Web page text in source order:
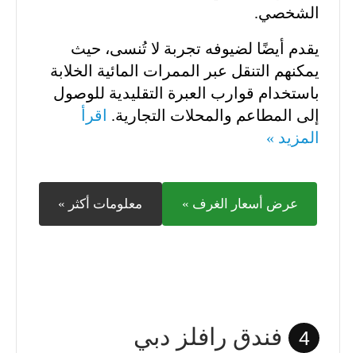
الشخصي.
يقدم أيضًا لضيوفه تجربة لا تُنسى، حيث
يمكنهم التنقل عبر الممرات المائية الخلابة
باستخدام قوارب العبرة التقليدية للوصول
إلى المطاعم والمحلات التجارية.
اقرأ
المزيد »
عرض أسعار الغرف » معلومات أكثر »
4 فندق رافلز دبي